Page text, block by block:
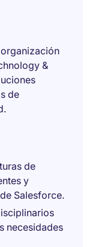
&
de
de
y
Salesforce.
necesidades